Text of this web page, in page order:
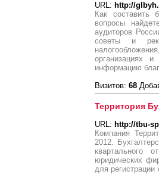
URL: http://
Как составить
вопросы
аудиторов
советы и
организациях
информацию
Визитов: 68
Территория
URL: http://tbu-
Компания
2012.
квартального
юридических
для регистрации